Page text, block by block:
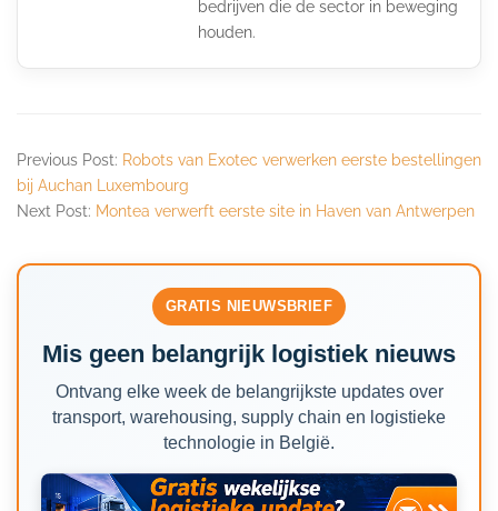
bedrijven die de sector in beweging
houden.
Previous Post: Robots van Exotec verwerken eerste bestellingen
bij Auchan Luxembourg
Next Post: Montea verwerft eerste site in Haven van Antwerpen
GRATIS NIEUWSBRIEF
Mis geen belangrijk logistiek nieuws
Ontvang elke week de belangrijkste updates over
transport, warehousing, supply chain en logistieke
technologie in België.